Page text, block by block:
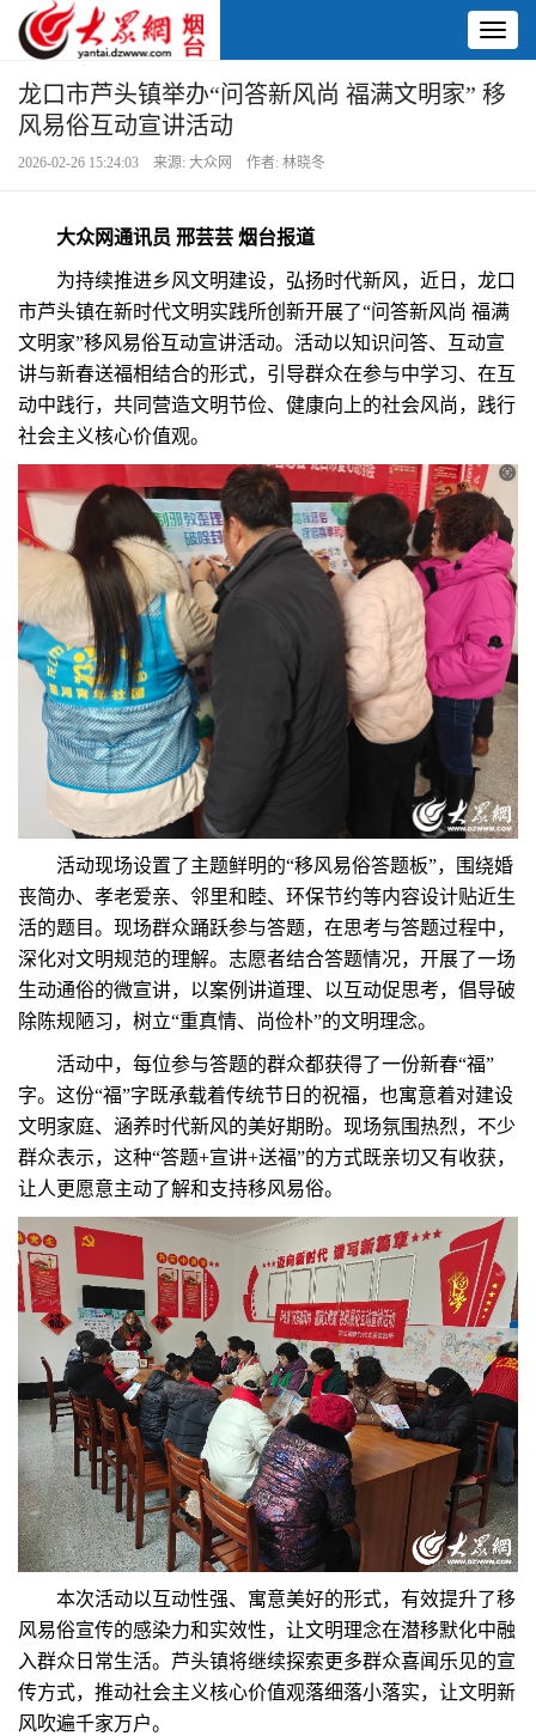
龙口市芦头镇举办“问答新风尚 福满文明家” 移
风易俗互动宣讲活动
2026-02-26 15:24:03 来源: 大众网 作者: 林晓冬
大众网通讯员 邢芸芸 烟台报道
为持续推进乡风文明建设，弘扬时代新风，近日，龙口
市芦头镇在新时代文明实践所创新开展了“问答新风尚 福满
文明家”移风易俗互动宣讲活动。活动以知识问答、互动宣
讲与新春送福相结合的形式，引导群众在参与中学习、在互
动中践行，共同营造文明节俭、健康向上的社会风尚，践行
社会主义核心价值观。
活动现场设置了主题鲜明的“移风易俗答题板”，围绕婚
丧简办、孝老爱亲、邻里和睦、环保节约等内容设计贴近生
活的题目。现场群众踊跃参与答题，在思考与答题过程中，
深化对文明规范的理解。志愿者结合答题情况，开展了一场
生动通俗的微宣讲，以案例讲道理、以互动促思考，倡导破
除陈规陋习，树立“重真情、尚俭朴”的文明理念。
活动中，每位参与答题的群众都获得了一份新春“福”
字。这份“福”字既承载着传统节日的祝福，也寓意着对建设
文明家庭、涵养时代新风的美好期盼。现场氛围热烈，不少
群众表示，这种“答题+宣讲+送福”的方式既亲切又有收获，
让人更愿意主动了解和支持移风易俗。
本次活动以互动性强、寓意美好的形式，有效提升了移
风易俗宣传的感染力和实效性，让文明理念在潜移默化中融
入群众日常生活。芦头镇将继续探索更多群众喜闻乐见的宣
传方式，推动社会主义核心价值观落细落小落实，让文明新
风吹遍千家万户。